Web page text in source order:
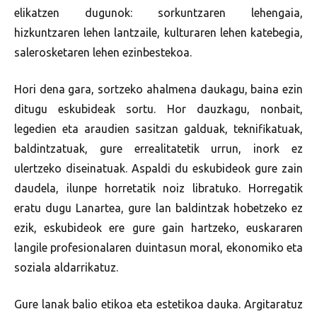
elikatzen dugunok: sorkuntzaren lehengaia,
hizkuntzaren lehen lantzaile, kulturaren lehen katebegia,
salerosketaren lehen ezinbestekoa.
Hori dena gara, sortzeko ahalmena daukagu, baina ezin
ditugu eskubideak sortu. Hor dauzkagu, nonbait,
legedien eta araudien sasitzan galduak, teknifikatuak,
baldintzatuak, gure errealitatetik urrun, inork ez
ulertzeko diseinatuak. Aspaldi du eskubideok gure zain
daudela, ilunpe horretatik noiz libratuko. Horregatik
eratu dugu Lanartea, gure lan baldintzak hobetzeko ez
ezik, eskubideok ere gure gain hartzeko, euskararen
langile profesionalaren duintasun moral, ekonomiko eta
soziala aldarrikatuz.
Gure lanak balio etikoa eta estetikoa dauka. Argitaratuz